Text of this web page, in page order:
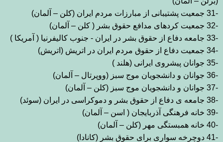
-31
جمعیت پشتیبانی از مبارزات مردم ایران (کلن – آلمان(
-32
جمعیت کردهای مدافع حقوق بشر ( کلن – آلمان(
-33
جامعه دفاع از حقوق بشر در ایران - جنوب کالیفرنیا ( آمریکا )
-34
جمعیت دفاع از حقوق مردم ایران در اتریش (اتریش(
-35
جوانان پیشروی ایرانی (هلند )
-36
جوانان و دانشجویان موج سبز (ووپرتال – آلمان(
-37
جوانان و دانشجویان موج سبز (کلن – آلمان(
-38
جامعه ی دفاع از حقوق بشر و دموکراسی در ایران (سوئد(
-39
خانه فرهنگی آذربایجان ( اسن – آلمان(
-40
خانه همبستگی مهر (کلن – آلمان(
-41
دوچرخه سواری برای حقوق بشر (کانادا (